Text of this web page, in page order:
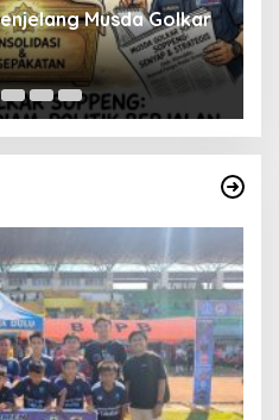
Musda Golkar